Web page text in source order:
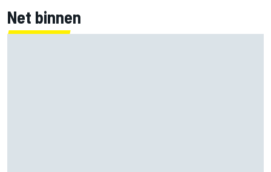
Net binnen